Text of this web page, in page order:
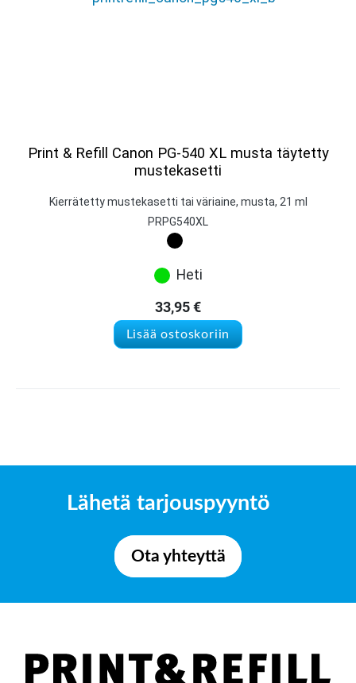
Print & Refill Canon PG-540 XL musta täytetty
mustekasetti
Kierrätetty mustekasetti tai väriaine, musta, 21 ml
PRPG540XL
Heti
33,95€
Lisää ostoskoriin
Lähetä tarjouspyyntö
Ota yhteyttä